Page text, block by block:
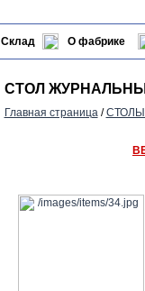
Склад О фабрике
СТОЛ
Главная страница/